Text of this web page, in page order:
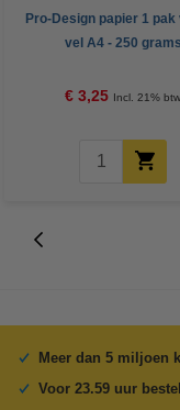
Pro-Design papier 1 pak
vel A4 - 250 grams
€ 3,25 Incl. 21% btw
Meer dan 5 miljoen
Voor 23.59 uur